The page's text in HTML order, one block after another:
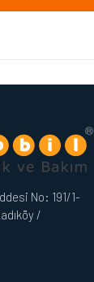
No: 191/1-
/